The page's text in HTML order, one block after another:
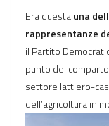
Era questauna
rappresentanze
il Partito
punto del
settore lattiero-
dell’agricoltura in